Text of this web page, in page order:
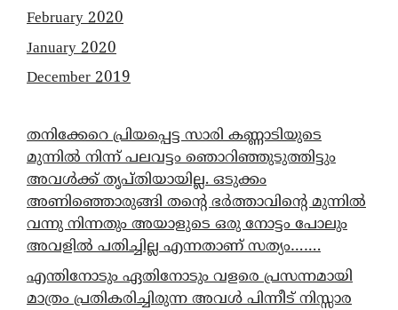
February 2020
January 2020
December 2019
തനിക്കേറെ പ്രിയപ്പെട്ട സാരി കണ്ണാടിയുടെ
മുന്നിൽ നിന്ന് പലവട്ടം ഞൊറിഞ്ഞുടുത്തിട്ടും
അവൾക്ക് തൃപ്തിയായില്ല. ഒടുക്കം
അണിഞ്ഞൊരുങ്ങി തന്റെ ഭർത്താവിന്റെ മുന്നിൽ
വന്നു നിന്നതും അയാളുടെ ഒരു നോട്ടം പോലും
അവളിൽ പതിച്ചില്ല എന്നതാണ് സത്യം…….
എന്തിനോടും ഏതിനോടും വളരെ പ്രസന്നമായി
മാത്രം പ്രതികരിച്ചിരുന്ന അവൾ പിന്നീട് നിസ്സാര